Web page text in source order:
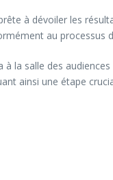
à dévoiler les
au processus
à la salle des
ainsi une étape